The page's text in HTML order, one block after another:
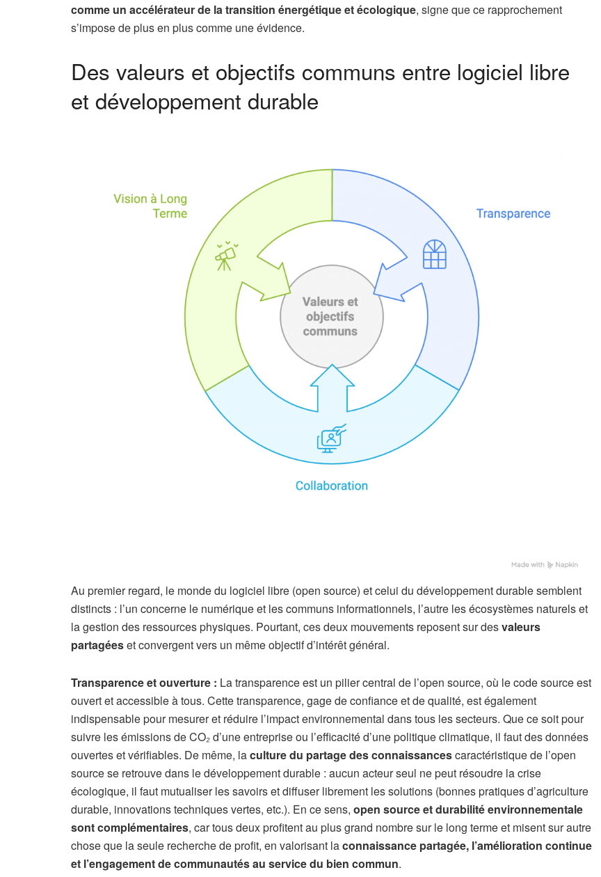
comme un accélérateur de la transition énergétique et écologique, signe que ce rapprochement
s’impose de plus en plus comme une évidence.
Des valeurs et objectifs communs entre logiciel libre
et développement durable
Au premier regard, le monde du logiciel libre (open source) et celui du développement durable semblent
distincts : l’un concerne le numérique et les communs informationnels, l’autre les écosystèmes naturels et
la gestion des ressources physiques. Pourtant, ces deux mouvements reposent sur desvaleurs
partagéeset convergent vers un même objectif d’intérêt général.
Transparence et ouverture : La transparence est un pilier central de l’open source, où le code source est
ouvert et accessible à tous. Cette transparence, gage de confiance et de qualité, est également
indispensable pour mesurer et réduire l’impact environnemental dans tous les secteurs. Que ce soit pour
suivre les émissions de CO₂ d’une entreprise ou l’efficacité d’une politique climatique, il faut des données
ouvertes et vérifiables. De même, laculture du partage des connaissancescaractéristique de l’open
source se retrouve dans le développement durable : aucun acteur seul ne peut résoudre la crise
écologique, il faut mutualiser les savoirs et diffuser librement les solutions (bonnes pratiques d’agriculture
durable, innovations techniques vertes, etc.). En ce sens, open source et durabilité environnementale
sont complémentaires, car tous deux profitent au plus grand nombre sur le long terme et misent sur autre
chose que la seule recherche de profit, en valorisant laconnaissance partagée, l’amélioration continue
et l’engagement de communautés au service du bien commun.